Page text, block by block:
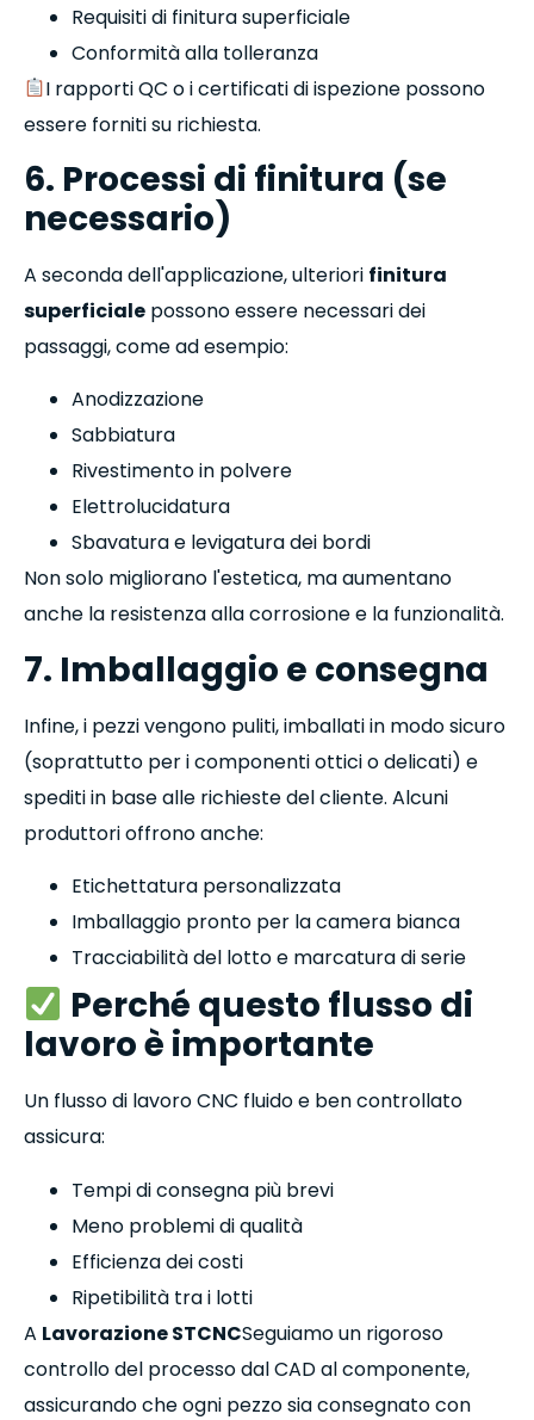
Requisiti di finitura superficiale
Conformità alla tolleranza
I rapporti QC o i certificati di ispezione possono
essere forniti su richiesta.
6. Processi di finitura (se
necessario)
A seconda dell'applicazione, ulteriori finitura
superficiale possono essere necessari dei
passaggi, come ad esempio:
Anodizzazione
Sabbiatura
Rivestimento in polvere
Elettrolucidatura
Sbavatura e levigatura dei bordi
Non solo migliorano l'estetica, ma aumentano
anche la resistenza alla corrosione e la funzionalità.
7. Imballaggio e consegna
Infine, i pezzi vengono puliti, imballati in modo sicuro
(soprattutto per i componenti ottici o delicati) e
spediti in base alle richieste del cliente. Alcuni
produttori offrono anche:
Etichettatura personalizzata
Imballaggio pronto per la camera bianca
Tracciabilità del lotto e marcatura di serie
Perché questo flusso di
lavoro è importante
Un flusso di lavoro CNC fluido e ben controllato
assicura:
Tempi di consegna più brevi
Meno problemi di qualità
Efficienza dei costi
Ripetibilità tra i lotti
A Lavorazione STCNCSeguiamo un rigoroso
controllo del processo dal CAD al componente,
assicurando che ogni pezzo sia consegnato con